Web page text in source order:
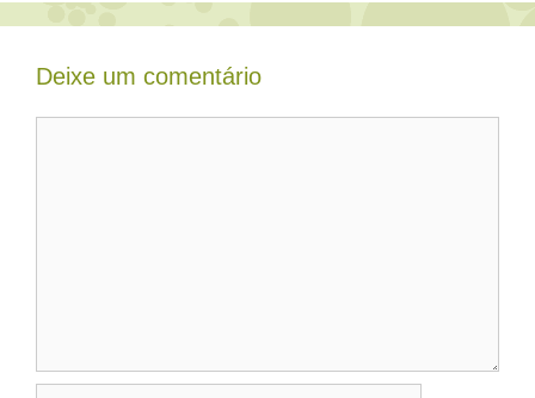
Deixe um comentário